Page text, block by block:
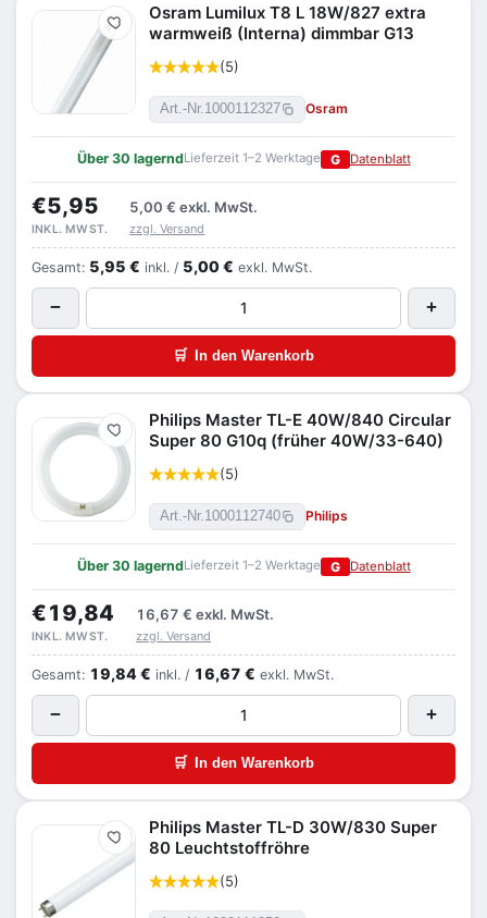
Merken
Osram Lumilux T8 L 18W/827 extra
warmweiß (Interna) dimmbar G13
(5)
Art.-Nr. 1000112327 Osram
Über 30 lagerndLieferzeit 1–2 Werktage G Datenblatt
€5,95 5,00 € exkl. MwSt.
INKL. MWST. zzgl. Versand
Gesamt: 5,95 € inkl. / 5,00 € exkl. MwSt.
− +
🛒 In den Warenkorb
Merken
Philips Master TL-E 40W/840 Circular
Super 80 G10q (früher 40W/33-640)
(5)
Art.-Nr. 1000112740 Philips
Über 30 lagerndLieferzeit 1–2 Werktage G Datenblatt
€19,84 16,67 € exkl. MwSt.
INKL. MWST. zzgl. Versand
Gesamt: 19,84 € inkl. / 16,67 € exkl. MwSt.
− +
🛒 In den Warenkorb
Merken
Philips Master TL-D 30W/830 Super
80 Leuchtstoffröhre
(5)